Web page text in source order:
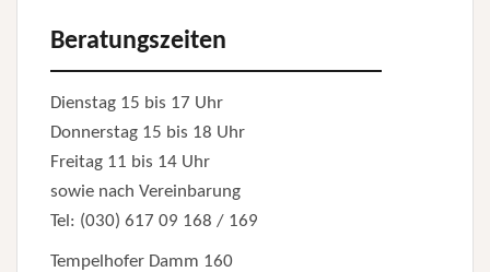
Beratungszeiten
Dienstag 15 bis 17 Uhr
Donnerstag 15 bis 18 Uhr
Freitag 11 bis 14 Uhr
sowie nach Vereinbarung
Tel: (030) 617 09 168 / 169
Tempelhofer Damm 160